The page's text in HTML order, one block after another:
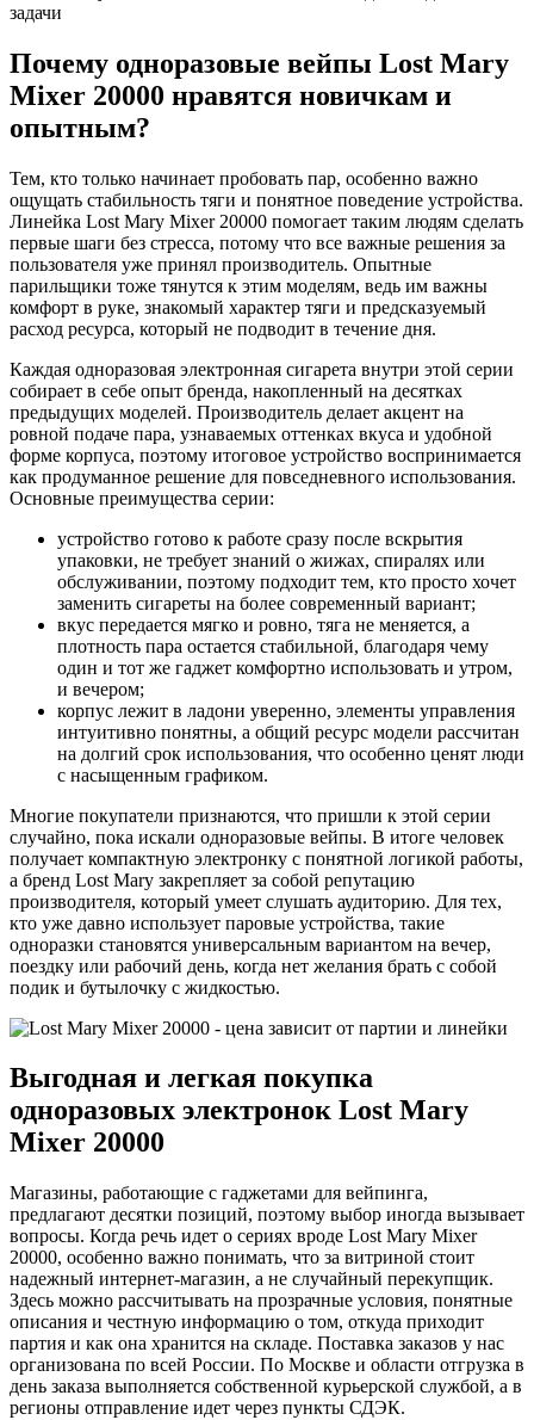
Почему одноразовые вейпы Lost Mary
Mixer 20000 нравятся новичкам и
опытным?
Тем, кто только начинает пробовать пар, особенно важно
ощущать стабильность тяги и понятное поведение устройства.
Линейка Lost Mary Mixer 20000 помогает таким людям сделать
первые шаги без стресса, потому что все важные решения за
пользователя уже принял производитель. Опытные
парильщики тоже тянутся к этим моделям, ведь им важны
комфорт в руке, знакомый характер тяги и предсказуемый
расход ресурса, который не подводит в течение дня.
Каждая одноразовая электронная сигарета внутри этой серии
собирает в себе опыт бренда, накопленный на десятках
предыдущих моделей. Производитель делает акцент на
ровной подаче пара, узнаваемых оттенках вкуса и удобной
форме корпуса, поэтому итоговое устройство воспринимается
как продуманное решение для повседневного использования.
Основные преимущества серии:
устройство готово к работе сразу после вскрытия
упаковки, не требует знаний о жижах, спиралях или
обслуживании, поэтому подходит тем, кто просто хочет
заменить сигареты на более современный вариант;
вкус передается мягко и ровно, тяга не меняется, а
плотность пара остается стабильной, благодаря чему
один и тот же гаджет комфортно использовать и утром,
и вечером;
корпус лежит в ладони уверенно, элементы управления
интуитивно понятны, а общий ресурс модели рассчитан
на долгий срок использования, что особенно ценят люди
с насыщенным графиком.
Многие покупатели признаются, что пришли к этой серии
случайно, пока искали одноразовые вейпы. В итоге человек
получает компактную электронку с понятной логикой работы,
а бренд Lost Mary закрепляет за собой репутацию
производителя, который умеет слушать аудиторию. Для тех,
кто уже давно использует паровые устройства, такие
одноразки становятся универсальным вариантом на вечер,
поездку или рабочий день, когда нет желания брать с собой
подик и бутылочку с жидкостью.
Выгодная и легкая покупка
одноразовых электронок Lost Mary
Mixer 20000
Магазины, работающие с гаджетами для вейпинга,
предлагают десятки позиций, поэтому выбор иногда вызывает
вопросы. Когда речь идет о сериях вроде Lost Mary Mixer
20000, особенно важно понимать, что за витриной стоит
надежный интернет-магазин, а не случайный перекупщик.
Здесь можно рассчитывать на прозрачные условия, понятные
описания и честную информацию о том, откуда приходит
партия и как она хранится на складе. Поставка заказов у нас
организована по всей России. По Москве и области отгрузка в
день заказа выполняется собственной курьерской службой, а в
регионы отправление идет через пункты СДЭК.